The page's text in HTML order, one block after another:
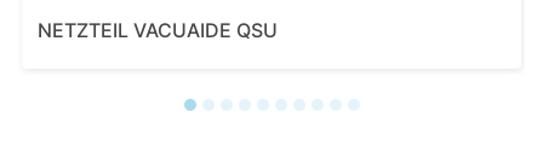
NETZTEIL VACUAIDE QSU